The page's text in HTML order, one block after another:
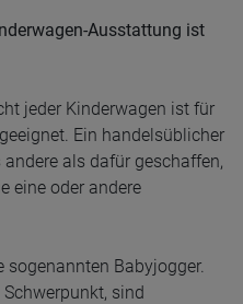
Ausstattung ist
jeder Kinderwagen ist für
Ein handelsüblicher
als dafür geschaffen,
eine oder andere
sogenannten Babyjogger.
sind